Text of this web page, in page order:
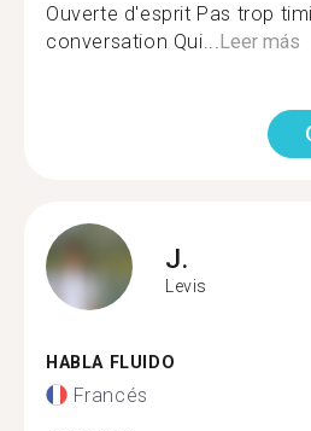
Ouverte d'esprit Pas trop
conversation Qui...Leer más
J.
Levis
HABLA FLUIDO
Francés